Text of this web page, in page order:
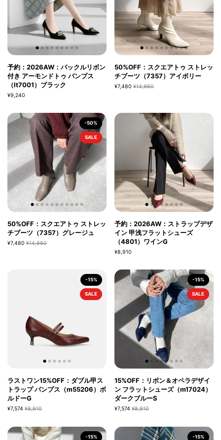
予約：2026AW：バックルリボン
付き アーモンドトゥ パンプス
（lt7001）ブラック
¥9,240
50%OFF：スクエアトゥ ストレッ
チブーツ（7357）アイボリー
¥7,480 ¥14,960
50%OFF：スクエアトゥ ストレッ
チブーツ（7357）グレージュ
¥7,480 ¥14,960
-50%
SALE
予約：2026AW：ストラップデザ
イン 甲浅フラットシューズ
（4801）ワインG
¥8,910
ラストワン15%OFF：ダブル甲ス
トラップ パンプス（m55206）ボ
ルドーG
¥7,574 ¥8,910
-15%
SALE
15%OFF：リボン＆オペラデザイ
ン フラットシューズ（m17024）
ダークブルーS
¥7,574 ¥8,910
-15%
SALE
-15% -15%